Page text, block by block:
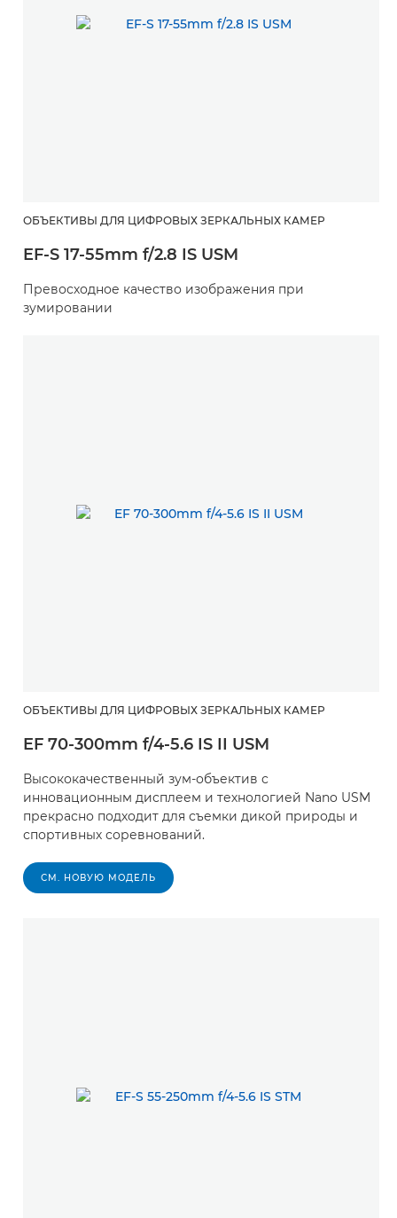
ОБЪЕКТИВЫ ДЛЯ ЦИФРОВЫХ ЗЕРКАЛЬНЫХ КАМЕР
EF-S 17-55mm f/2.8 IS USM
Превосходное качество изображения при
зумировании
ОБЪЕКТИВЫ ДЛЯ ЦИФРОВЫХ ЗЕРКАЛЬНЫХ КАМЕР
EF 70-300mm f/4-5.6 IS II USM
Высококачественный зум-объектив с
инновационным дисплеем и технологией Nano USM
прекрасно подходит для съемки дикой природы и
спортивных соревнований.
СМ. НОВУЮ МОДЕЛЬ